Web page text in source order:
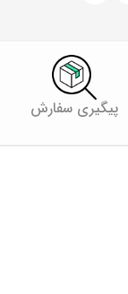
پیگیری سفارش